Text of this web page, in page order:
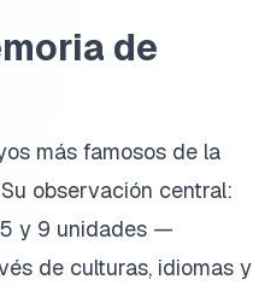
de
más famosos de la
observación central:
y 9 unidades —
de culturas, idiomas y